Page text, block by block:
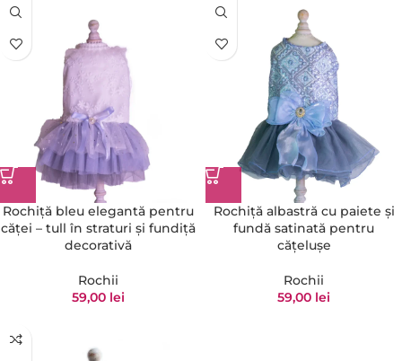
Rochiță bleu elegantă pentru
căței – tull în straturi și fundiță
decorativă
Rochii
59,00 lei
Rochiță albastră cu paiete și
fundă satinată pentru
cățelușe
Rochii
59,00 lei